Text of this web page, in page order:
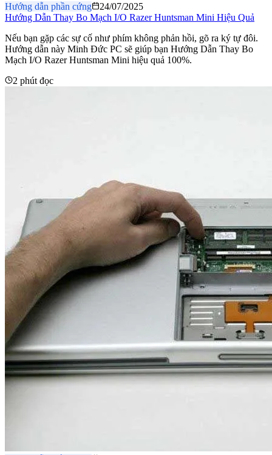
Hướng dẫn phần cứng
24/07/2025
Hướng Dẫn Thay Bo Mạch I/O Razer Huntsman Mini Hiệu Quả
Nếu bạn gặp các sự cố như phím không phản hồi, gõ ra ký tự đôi.
Hướng dẫn này Minh Đức PC sẽ giúp bạn Hướng Dẫn Thay Bo
Mạch I/O Razer Huntsman Mini hiệu quả 100%.
2 phút đọc